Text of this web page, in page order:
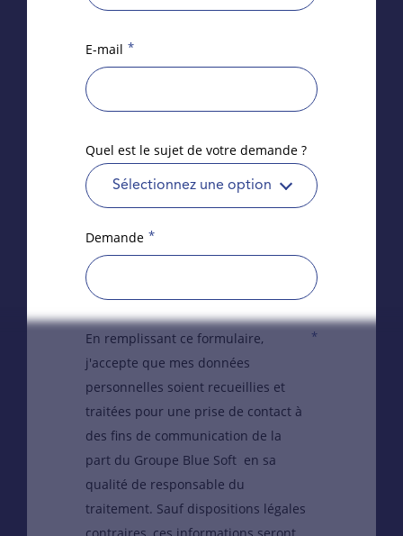
E-mail *
Quel est le sujet de votre demande ?
Sélectionnez une option
Demande *
En remplissant ce formulaire,
j'accepte que mes données
personnelles soient recueillies et
traitées pour une prise de contact à
des fins de communication de la
part du Groupe Blue Soft en sa
qualité de responsable du
traitement. Sauf dispositions légales
*